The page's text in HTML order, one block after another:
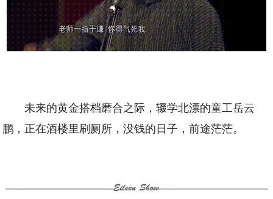
未来的黄金搭档磨合之际，辍学北漂的童工岳云
鹏，正在酒楼里刷厕所，没钱的日子，前途茫茫。